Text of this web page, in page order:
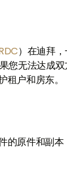
）在迪拜
您无法达成
户和房东。
的原件和副